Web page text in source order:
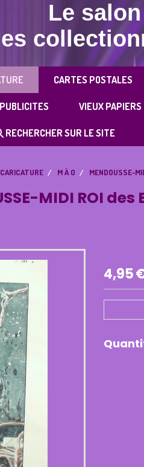
Le salon
CARTES POSTALES
PUBLICITES VIEUX PAPIERS
RECHERCHER SUR LE SITE
CARICATURE M À O MENDOUSSE-
MIDI ROI des
4,95